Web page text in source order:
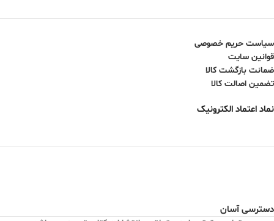
سیاست حریم خصوصی
قوانین سایت
ضمانت بازگشت کالا
تضمین اصالت کالا
نماد اعتماد الکترونیک
دسترسی آسان